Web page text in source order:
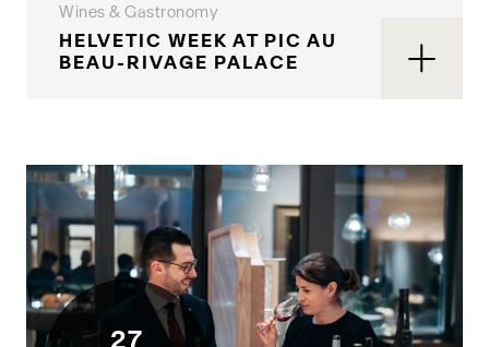
Wines & Gastronomy
HELVETIC WEEK AT PIC AU
BEAU-RIVAGE PALACE
27